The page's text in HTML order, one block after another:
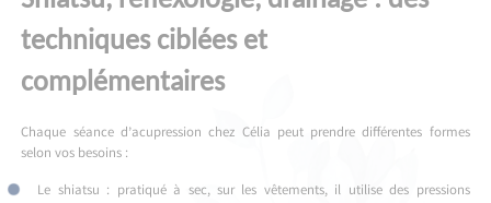
techniques ciblées et
complémentaires
Chaque séance d’acupression chez Célia peut prendre différentes formes
selon vos besoins :
Le shiatsu : pratiqué à sec, sur les vêtements, il utilise des pressions